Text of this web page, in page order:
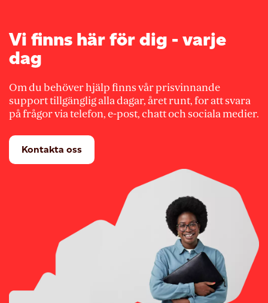
Vi finns här för dig - varje
dag
Om du behöver hjälp finns vår prisvinnande
support tillgänglig alla dagar, året runt, for att svara
på frågor via telefon, e-post, chatt och sociala medier.
Kontakta oss